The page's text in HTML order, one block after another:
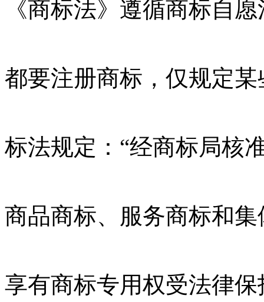
《商标法》遵循商标自
都要注册商标，仅规定
标法规定：“经商标局核
商品商标、服务商标和
享有商标专用权受法律保